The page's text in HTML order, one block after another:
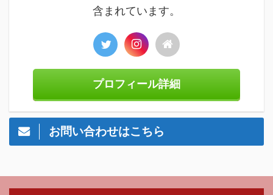
含まれています。
プロフィール詳細
お問い合わせはこちら